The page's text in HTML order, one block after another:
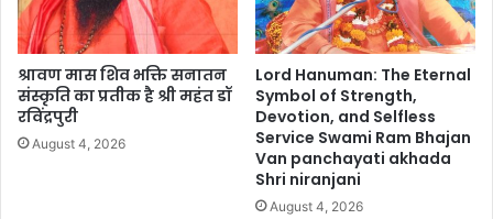
श्रावण मास शिव भक्ति सनातन
संस्कृति का प्रतीक है श्री महंत डॉ
रविंद्रपुरी
August 4, 2026
Lord Hanuman: The Eternal
Symbol of Strength,
Devotion, and Selfless
Service Swami Ram Bhajan
Van panchayati akhada
Shri niranjani
August 4, 2026